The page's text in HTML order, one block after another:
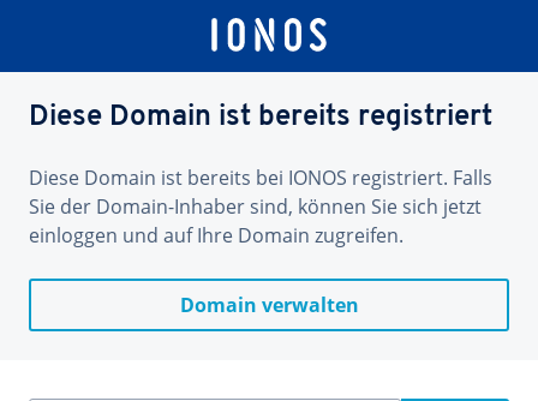
Diese Domain ist bereits registriert
Diese Domain ist bereits bei IONOS registriert. Falls
Sie der Domain-Inhaber sind, können Sie sich jetzt
einloggen und auf Ihre Domain zugreifen.
Domain verwalten